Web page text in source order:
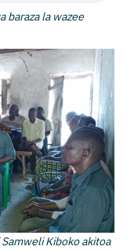
baraza la wazee
Kiboko akitoa